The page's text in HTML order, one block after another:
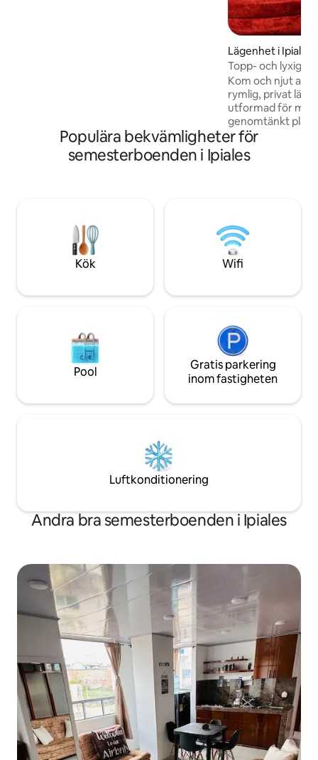
Lägenhet i Ipiales
Topp- och lyxig
Maximal komfort
Kom och njut av
rymlig, privat
utformad för
genomtänkt
ytbehandlingar.
idealiska
med full
aktiviteter😁✨️🫂 kombinerar funktionell
elegans med ett
läge för ALLT.
Populära bekvämligheter för
semesterboenden i Ipiales
Kök Wifi
Pool
Gratis parkering
inom fastigheten
Luftkonditionering
Andra bra semesterboenden i Ipiales